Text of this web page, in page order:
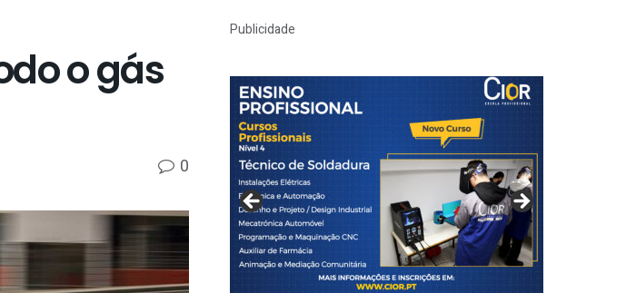
o gás
0
Publicidade